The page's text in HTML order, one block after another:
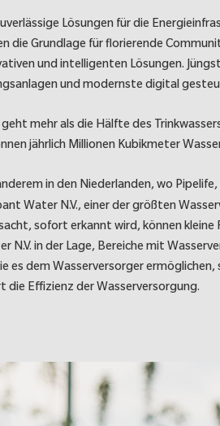
Lösungen für die
die Grundlage für florierende
und intelligenten Lösungen.
und modernste digital
geht mehr als die Hälfte des
jährlich Millionen Kubikmeter
in den Niederlanden, wo
Water N.V., einer der größten
sofort erkannt wird, können kleine
N.V. in der Lage, Bereiche mit
es dem Wasserversorger
die Effizienz der Wasserversorgung.